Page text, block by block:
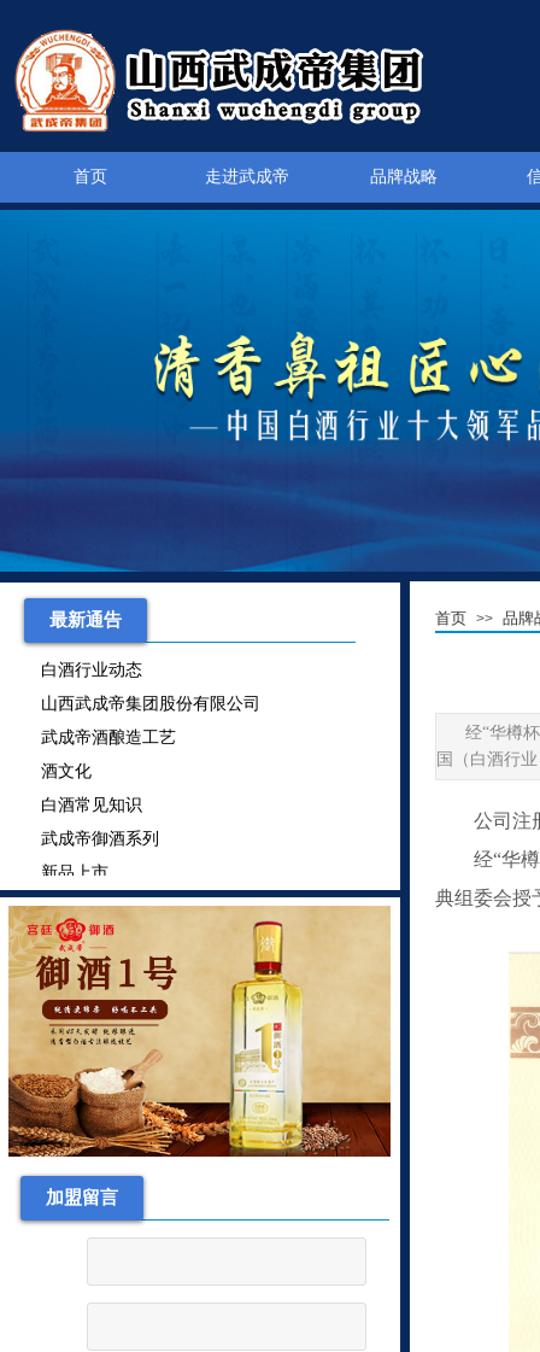
首页 走进武成帝 品牌战略
武成帝御酒系列
新品上市
白酒行业动态
山西武成帝集团股份有限公司
武成帝酒酿造工艺
酒文化
白酒常见知识
武成帝御酒系列
新品上市
白酒行业动态
山西武成帝集团股份有限公司
武成帝酒酿造工艺
酒文化
最新通告 首页 >> 品牌
经“华樽
国（白酒行
公司注
经“华
典组委会授
加盟留言